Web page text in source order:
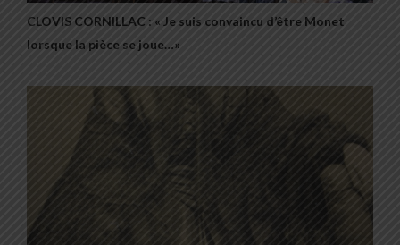
CLOVIS CORNILLAC : « Je suis convaincu d’être Monet
lorsque la pièce se joue…»